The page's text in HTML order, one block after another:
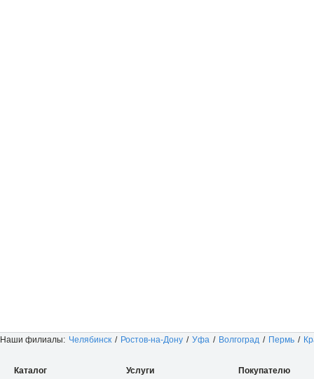
Каталог Услуги Покупателю
Наши филиалы: Челябинск / Ростов-на-Дону / Уфа / Волгоград / Пермь /